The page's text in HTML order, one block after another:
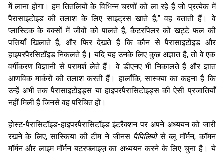
में लाना होगा। हम तितलियों के विभिन्न चरणों को ला रहे हैं जो प्रत्येक में
पैरासाइटोइड की तलाश के लिए साइट्रस खाते हैं,” वह बताती हैं। वे
प्लास्टिक के बक्सों में जीवों को पालते हैं, कैटरपिलर को खट्टे फल की
पत्तियाँ खिलाते हैं, और फिर देखते हैं कि कौन से पैरासाइटोइड और
हाइपरपैरसिटॉइड निकलते हैं। यदि यह उनके लिए कुछ अज्ञात है, तो वे एक
वर्गीकरण विज्ञानी से परामर्श लेते हैं। वे डीएनए भी निकालते हैं और ज्ञात
आणविक मार्करों की तलाश करती हैं। हालाँकि, सास्क्या का कहना है कि
उन्हें अभी तक पैरासाइटोइड्स या हाइपरपैरासिटोइड्स की ऐसी प्रजातियाँ
नहीं मिली हैं जिनसे वह परिचित हों।
होस्ट-पैरासिटॉइड-हाइपरपैरासिटॉइड इंटरैक्शन पर अपने अध्ययन को जारी
रखने के लिए, सास्किया की टीम ने जीनस पैपिलियोसे ब्लू मॉर्मन, कॉमन
मॉर्मन और लाइम मॉर्मन बटरफ्लाइज़ का अध्ययन करने के लिए चुना है। ये